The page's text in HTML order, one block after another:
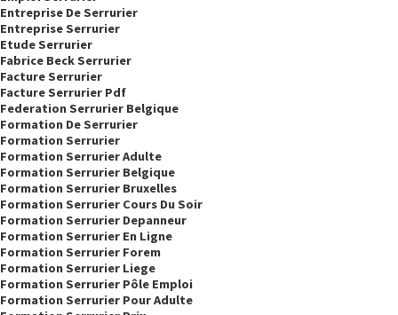
Entreprise De Serrurier
Entreprise Serrurier
Etude Serrurier
Fabrice Beck Serrurier
Facture Serrurier
Facture Serrurier Pdf
Federation Serrurier Belgique
Formation De Serrurier
Formation Serrurier
Formation Serrurier Adulte
Formation Serrurier Belgique
Formation Serrurier Bruxelles
Formation Serrurier Cours Du Soir
Formation Serrurier Depanneur
Formation Serrurier En Ligne
Formation Serrurier Forem
Formation Serrurier Liege
Formation Serrurier Pôle Emploi
Formation Serrurier Pour Adulte